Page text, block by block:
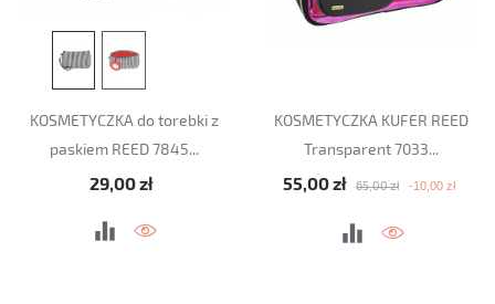
KOSMETYCZKA do torebki z
paskiem REED 7845...
Cena
29,00 zł
KOSMETYCZKA KUFER REED
Transparent 7033...
Cena podstawowa
65,00 zł -10,00 zł
Cena
55,00 zł